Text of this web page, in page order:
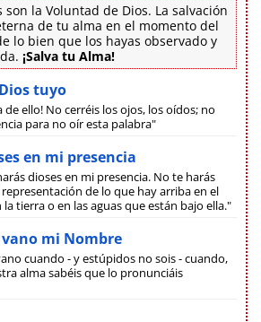
son la Voluntad de Dios. La salvación
de tu alma en el momento del
lo bien que los hayas observado y
¡Salva tu Alma!
tuyo
ello! No cerréis los ojos, los oídos; no
para no oír esta palabra"
en mi presencia
dioses en mi presencia. No te harás
de lo que hay arriba en el
tierra o en las aguas que están bajo ella."
mi Nombre
cuando - y estúpidos no sois - cuando,
alma sabéis que lo pronunciáis